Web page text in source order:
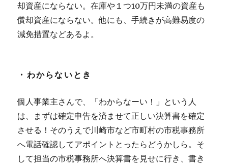
却資産にならない。在庫や１つ10万円未満の資産も
償却資産にならない。他にも、手続きが高難易度の
減免措置などあるよ。
・わからないとき
個人事業主さんで、「わからなーい！」という人
は、まずは確定申告を済ませて正しい決算書を確定
させる！そのうえで川崎市など市町村の市税事務所
へ電話確認してアポイントとったらどうかしら。そ
して担当の市税事務所へ決算書を見せに行き、書き